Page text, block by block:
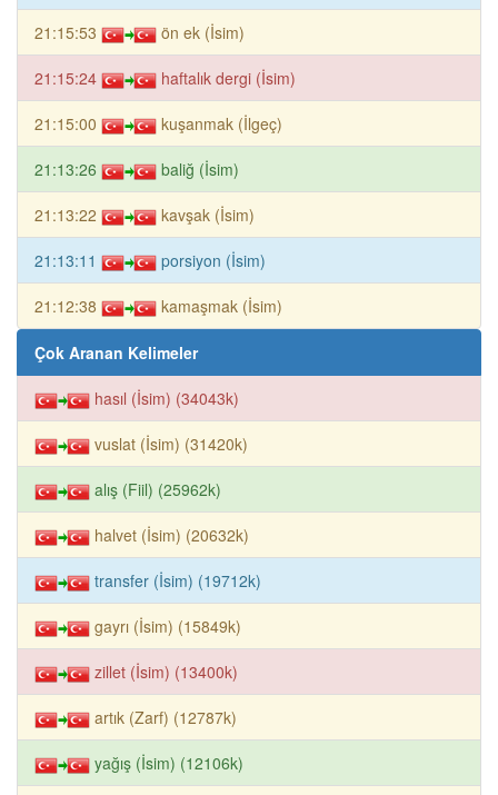
21:15:53 ön ek (İsim)
21:15:24 haftalık dergi (İsim)
21:15:00 kuşanmak (İlgeç)
21:13:26 baliğ (İsim)
21:13:22 kavşak (İsim)
21:13:11 porsiyon (İsim)
21:12:38 kamaşmak (İsim)
Çok Aranan Kelimeler
hasıl (İsim) (34043k)
vuslat (İsim) (31420k)
alış (Fiil) (25962k)
halvet (İsim) (20632k)
transfer (İsim) (19712k)
gayrı (İsim) (15849k)
zillet (İsim) (13400k)
artık (Zarf) (12787k)
yağış (İsim) (12106k)